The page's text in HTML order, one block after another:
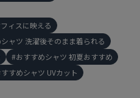
ィスに映える
ャツ 洗濯後そのまま着られる
おすすめシャツ 初夏おすすめ
すめシャツ UVカット